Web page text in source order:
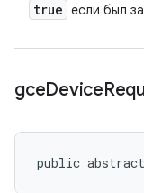
true если был
gceDevice
public abstract